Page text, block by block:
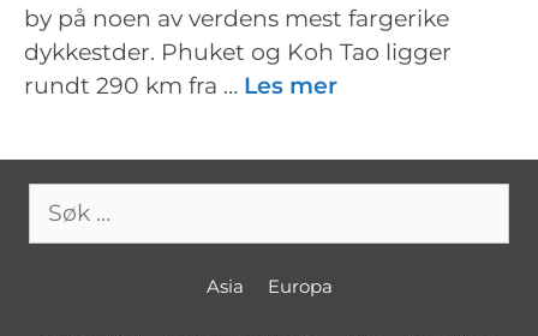
by på noen av verdens mest fargerike
dykkestder. Phuket og Koh Tao ligger
rundt 290 km fra … Les mer
etter:
Asia Europa